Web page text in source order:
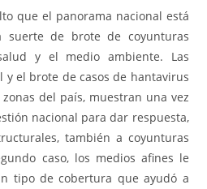
que el panorama nacional está
suerte de brote de coyunturas
y el medio ambiente. Las
y el brote de casos de hantavirus
del país, muestran una vez
nacional para dar respuesta,
también a coyunturas
caso, los medios afines le
tipo de cobertura que ayudó a